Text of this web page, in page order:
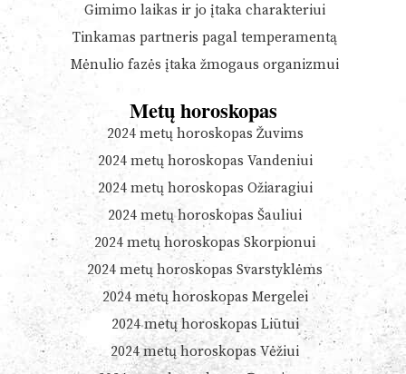
Gimimo laikas ir jo įtaka charakteriui
Tinkamas partneris pagal temperamentą
Mėnulio fazės įtaka žmogaus organizmui
Metų horoskopas
2024 metų horoskopas Žuvims
2024 metų horoskopas Vandeniui
2024 metų horoskopas Ožiaragiui
2024 metų horoskopas Šauliui
2024 metų horoskopas Skorpionui
2024 metų horoskopas Svarstyklėms
2024 metų horoskopas Mergelei
2024 metų horoskopas Liūtui
2024 metų horoskopas Vėžiui